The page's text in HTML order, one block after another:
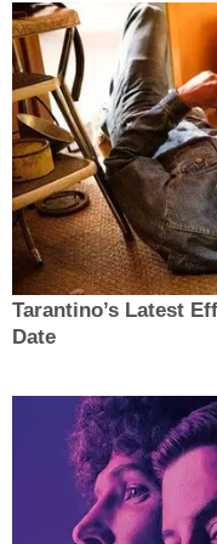
Tarantino’s Latest
Date